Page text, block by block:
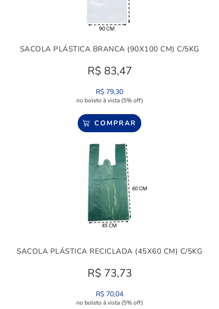
SACOLA PLÁSTICA BRANCA (90X100 CM) C/5KG
R$ 83,47
R$ 79,30
no boleto à vista (5% off)
COMPRAR
SACOLA PLÁSTICA RECICLADA (45X60 CM) C/5KG
R$ 73,73
R$ 70,04
no boleto à vista (5% off)